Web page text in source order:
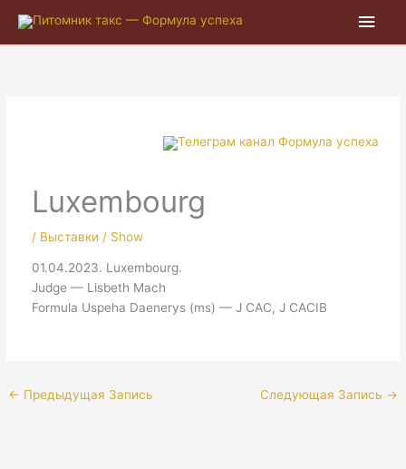
Luxembourg
/ Выставки / Show
01.04.2023. Luxembourg.
Judge — Lisbeth Mach
Formula Uspeha Daenerys (ms) — J CAC, J CACIB
← Предыдущая Запись Следующая Запись →